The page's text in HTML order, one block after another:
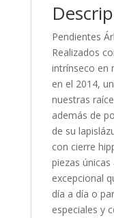
Pendientes
Realizados
intrínseco en
en el 2014,
nuestras
además de
de su
con cierre
piezas
excepcional
día a día o
especiales y